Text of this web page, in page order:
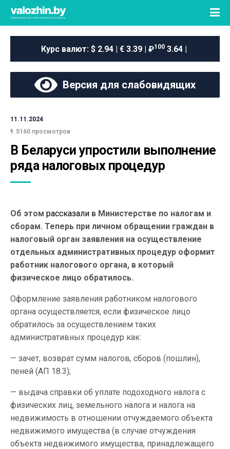
Курс валют: $ 2.94 | € 3.39 | ₽100 3.64 |
Версия для слабовидящих
11.11.2024
5160 просмотров
В Беларуси упростили выполнение
ряда налоговых процедур
Об этом рассказали в Министерстве по налогам и
сборам. Теперь при личном обращении граждан в
налоговый орган заявления на осуществление
отдельных административных процедур оформит
работник налогового органа, в который
физическое лицо обратилось.
Оформление заявления работником налогового
органа осуществляется, если физическое лицо
обратилось за осуществлением таких
административных процедур как:
— зачет, возврат сумм налогов, сборов (пошлин),
пеней (АП 18.3);
— выдача справки об уплате подоходного налога с
физических лиц, земельного налога и налога на
недвижимость в отношении отчуждаемого объекта
недвижимого имущества (в случае отчуждения
объекта недвижимого имущества, принадлежащего